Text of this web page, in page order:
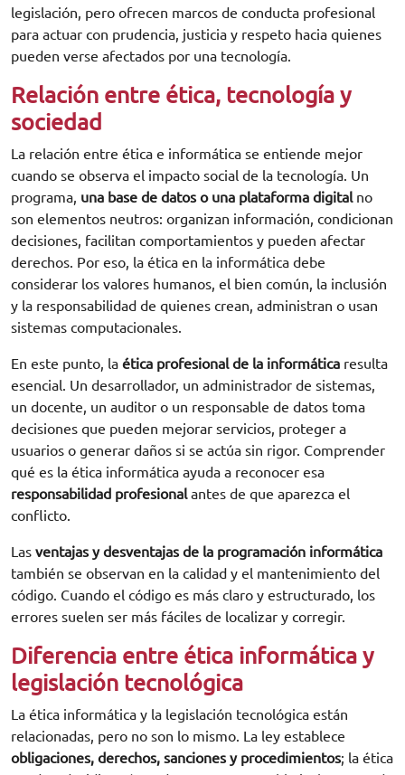
legislación, pero ofrecen marcos de conducta profesional
para actuar con prudencia, justicia y respeto hacia quienes
pueden verse afectados por una tecnología.
Relación entre ética, tecnología y
sociedad
La relación entre ética e informática se entiende mejor
cuando se observa el impacto social de la tecnología. Un
programa, una base de datos o una plataforma digitalno
son elementos neutros: organizan información, condicionan
decisiones, facilitan comportamientos y pueden afectar
derechos. Por eso, la ética en la informática debe
considerar los valores humanos, el bien común, la inclusión
y la responsabilidad de quienes crean, administran o usan
sistemas computacionales.
En este punto, la ética profesional de la informática resulta
esencial. Un desarrollador, un administrador de sistemas,
un docente, un auditor o un responsable de datos toma
decisiones que pueden mejorar servicios, proteger a
usuarios o generar daños si se actúa sin rigor. Comprender
qué es la ética informática ayuda a reconocer esa
responsabilidad profesionalantes de que aparezca el
conflicto.
Las ventajas y desventajas de la programación informática
también se observan en la calidad y el mantenimiento del
código. Cuando el código es más claro y estructurado, los
errores suelen ser más fáciles de localizar y corregir.
Diferencia entre ética informática y
legislación tecnológica
La ética informática y la legislación tecnológica están
relacionadas, pero no son lo mismo. La ley establece
obligaciones, derechos, sanciones y procedimientos; la ética